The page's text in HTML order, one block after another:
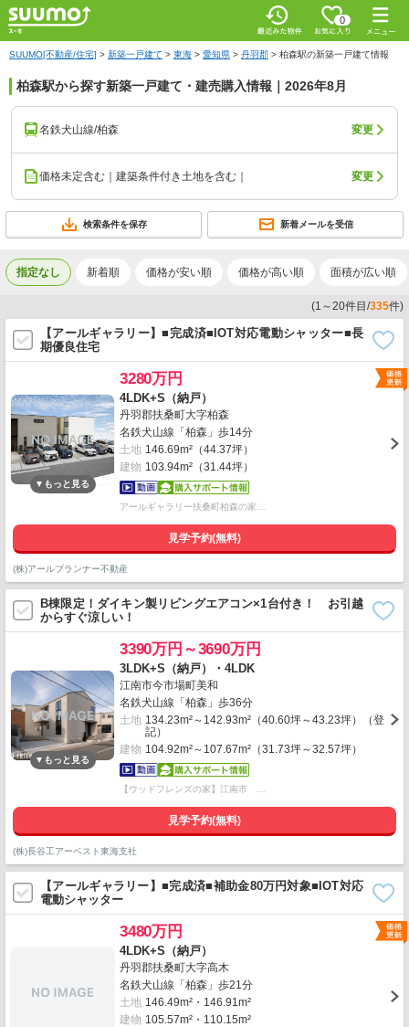
0
SUUMO[不動産/住宅] > 新築一戸建て > 東海 > 愛知県 > 丹羽郡 > 柏森駅の新築一戸建て情報
柏森駅から探す新築一戸建て・建売購入情報｜2026年8月
名鉄犬山線/柏森 変更
価格未定含む｜建築条件付き土地を含む｜ 変更
検索条件を保存 新着メールを受信
指定なし 新着順 価格が安い順 価格が高い順 面積が広い順
(1 ～20件目/335件)
【アールギャラリー】■完成済■IOT対応電動シャッター■長
期優良住宅
3280万円
4LDK+S（納戸）
丹羽郡扶桑町大字柏森
名鉄犬山線「柏森」歩14分
土地 146.69m²（44.37坪）
建物 103.94m²（31.44坪）
アールギャラリー扶桑町柏森の家…
見学予約(無料)
(株)アールプランナー不動産
B棟限定！ダイキン製リビングエアコン×1台付き！ お引越
からすぐ涼しい！
3390万円～3690万円
3LDK+S（納戸）・4LDK
江南市今市場町美和
名鉄犬山線「柏森」歩36分
土地 134.23m²～142.93m²（40.60坪～43.23坪）（登
記）
建物 104.92m²～107.67m²（31.73坪～32.57坪）
【ウッドフレンズの家】江南市 …
見学予約(無料)
(株)長谷工アーベスト東海支社
【アールギャラリー】■完成済■補助金80万円対象■IOT対応
電動シャッター
3480万円
4LDK+S（納戸）
丹羽郡扶桑町大字高木
名鉄犬山線「柏森」歩21分
土地 146.49m²・146.91m²
建物 105.57m²・110.15m²